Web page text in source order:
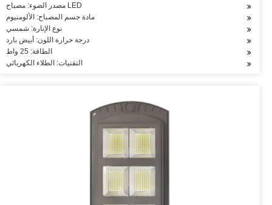
مصدر الضوء: مصباح LED
مادة جسم المصباح: الألومنيوم
نوع الإنارة: شمسي
درجة حرارة اللون: أبيض بارد
الطاقة: 25 واط
التقنيات: الطلاء الكهربائي